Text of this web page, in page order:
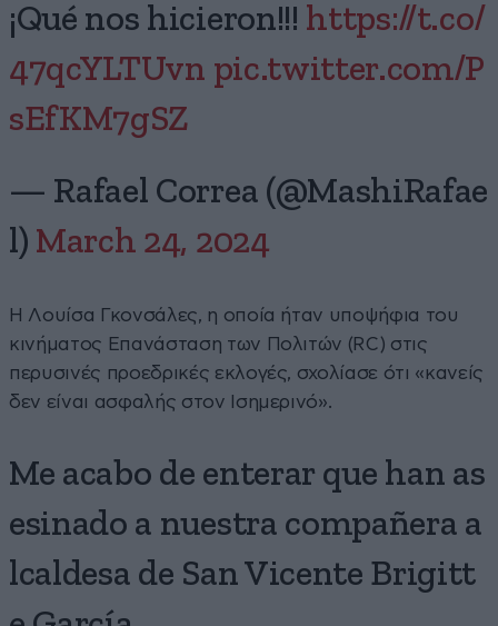
¡Qué nos hicieron!!! https://t.co/
47qcYLTUvn pic.twitter.com/P
sEfKM7gSZ
— Rafael Correa (@MashiRafae
l) March 24, 2024
Η Λουίσα Γκονσάλες, η οποία ήταν υποψήφια του
κινήματος Επανάσταση των Πολιτών (RC) στις
περυσινές προεδρικές εκλογές, σχολίασε ότι «κανείς
δεν είναι ασφαλής στον Ισημερινό».
Me acabo de enterar que han as
esinado a nuestra compañera a
lcaldesa de San Vicente Brigitt